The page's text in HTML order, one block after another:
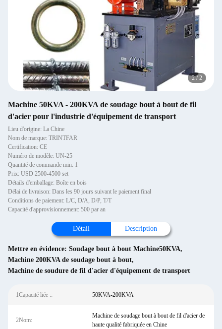
2/ 2
Machine 50KVA - 200KVA de soudage bout à bout de fil
d'acier pour l'industrie d'équipement de transport
Lieu d'origine: La Chine
Nom de marque: TRINTFAR
Certification: CE
Numéro de modèle: UN-25
Quantité de commande min: 1
Prix: USD 2500-4500 set
Détails d'emballage: Boîte en bois
Délai de livraison: Dans les 90 jours suivant le paiement final
Conditions de paiement: L/C, D/A, D/P, T/T
Capacité d'approvisionnement: 500 par an
Détail Description
Mettre en évidence: Soudage bout à bout Machine50KVA,
Machine 200KVA de soudage bout à bout,
Machine de soudure de fil d'acier d'équipement de transport
1Capacité liée :: 50KVA-200KVA
2Nom:
Machine de soudage bout à bout de fil d'acier de
haute qualité fabriquée en Chine